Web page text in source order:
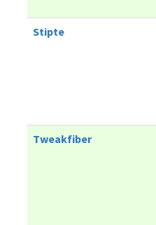
Stipte
Tweakfiber